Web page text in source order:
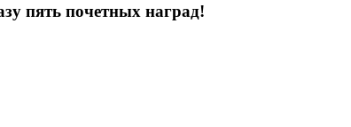
пять почетных наград!